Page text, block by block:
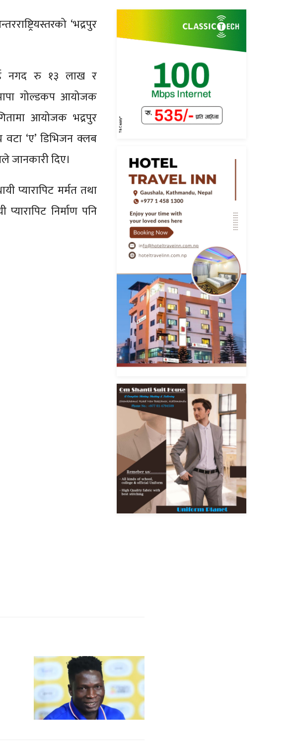
‘भद्रपुर
नगद रु १३ लाख र
गोल्डकप आयोजक
आयोजक भद्रपुर
‘ए’ डिभिजन क्लब
जानकारी दिए।
प्यारापिट मर्मत तथा
निर्माण पनि